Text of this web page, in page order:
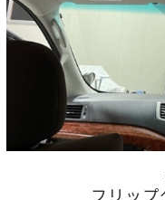
フリッ